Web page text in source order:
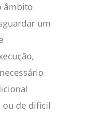
âmbito
um
ou de difícil